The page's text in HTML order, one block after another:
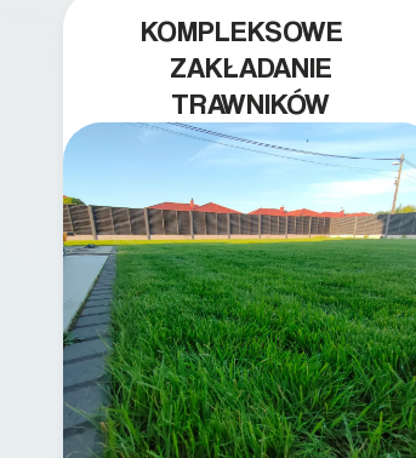
KOMPLEKSOWE
ZAKŁADANIE
TRAWNIKÓW